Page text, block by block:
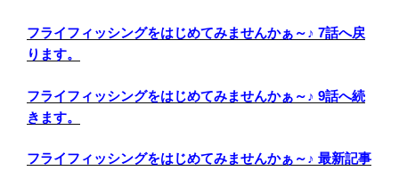
フライフィッシングをはじめてみませんかぁ～♪ 7話へ戻
ります。
フライフィッシングをはじめてみませんかぁ～♪ 9話へ続
きます。
フライフィッシングをはじめてみませんかぁ～♪ 最新記事